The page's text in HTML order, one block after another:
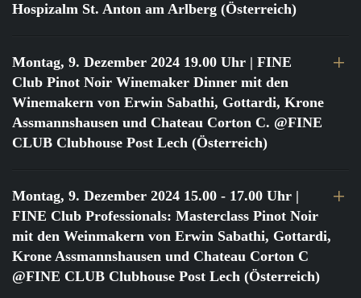
Hospizalm St. Anton am Arlberg (Österreich)
Montag, 9. Dezember 2024 19.00 Uhr | FINE
Club Pinot Noir Winemaker Dinner mit den
Winemakern von Erwin Sabathi, Gottardi, Krone
Assmannshausen und Chateau Corton C. @FINE
CLUB Clubhouse Post Lech (Österreich)
Montag, 9. Dezember 2024 15.00 - 17.00 Uhr |
FINE Club Professionals: Masterclass Pinot Noir
mit den Weinmakern von Erwin Sabathi, Gottardi,
Krone Assmannshausen und Chateau Corton C
@FINE CLUB Clubhouse Post Lech (Österreich)